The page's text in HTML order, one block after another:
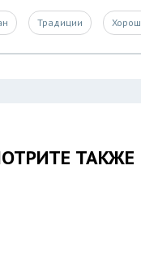
Традиции
ТАКЖЕ